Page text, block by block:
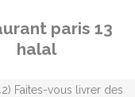
paris 13
halal
Faites-vous livrer des